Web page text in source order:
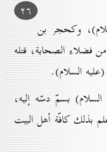
۲٦
وكحجر بن
فضلاء الصحابة، قتله
(عليه السلام).
بسمّ دسّه إليه،
بذلك كافّة أهل البيت